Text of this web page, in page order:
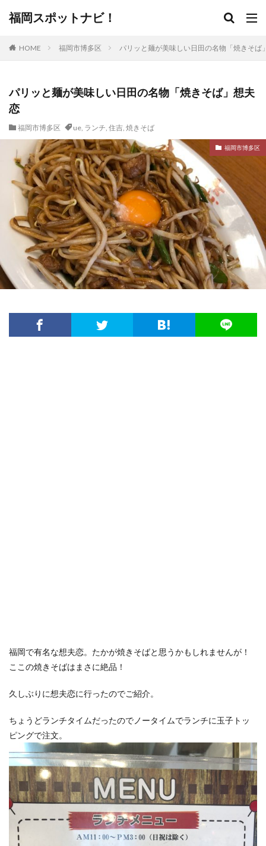
福岡スポットナビ！
HOME 福岡市博多区 パリッと麺が美味しい日田の名物「焼きそば
パリッと麺が美味しい日田の名物「焼きそば」想夫
恋
福岡市博多区 ue, ランチ, 住吉, 焼きそば
福岡市博多区
福岡で有名な想夫恋。たかが焼きそばと思うかもしれませんが！
ここの焼きそばはまさに絶品！
久しぶりに想夫恋に行ったのでご紹介。
ちょうどランチタイムだったのでノータイムでランチに玉子トッ
ピングで注文。